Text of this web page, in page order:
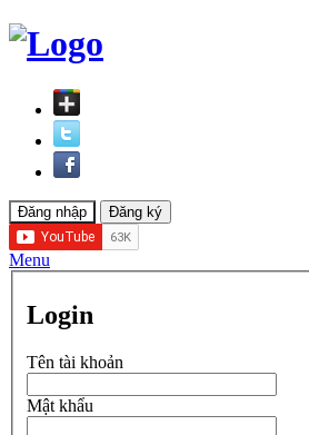
Menu
Login
Tên tài khoản
Mật khẩu